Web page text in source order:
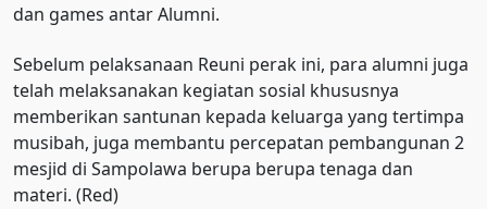
dan games antar Alumni.
Sebelum pelaksanaan Reuni perak ini, para alumni juga
telah melaksanakan kegiatan sosial khususnya
memberikan santunan kepada keluarga yang tertimpa
musibah, juga membantu percepatan pembangunan 2
mesjid di Sampolawa berupa berupa tenaga dan
materi. (Red)